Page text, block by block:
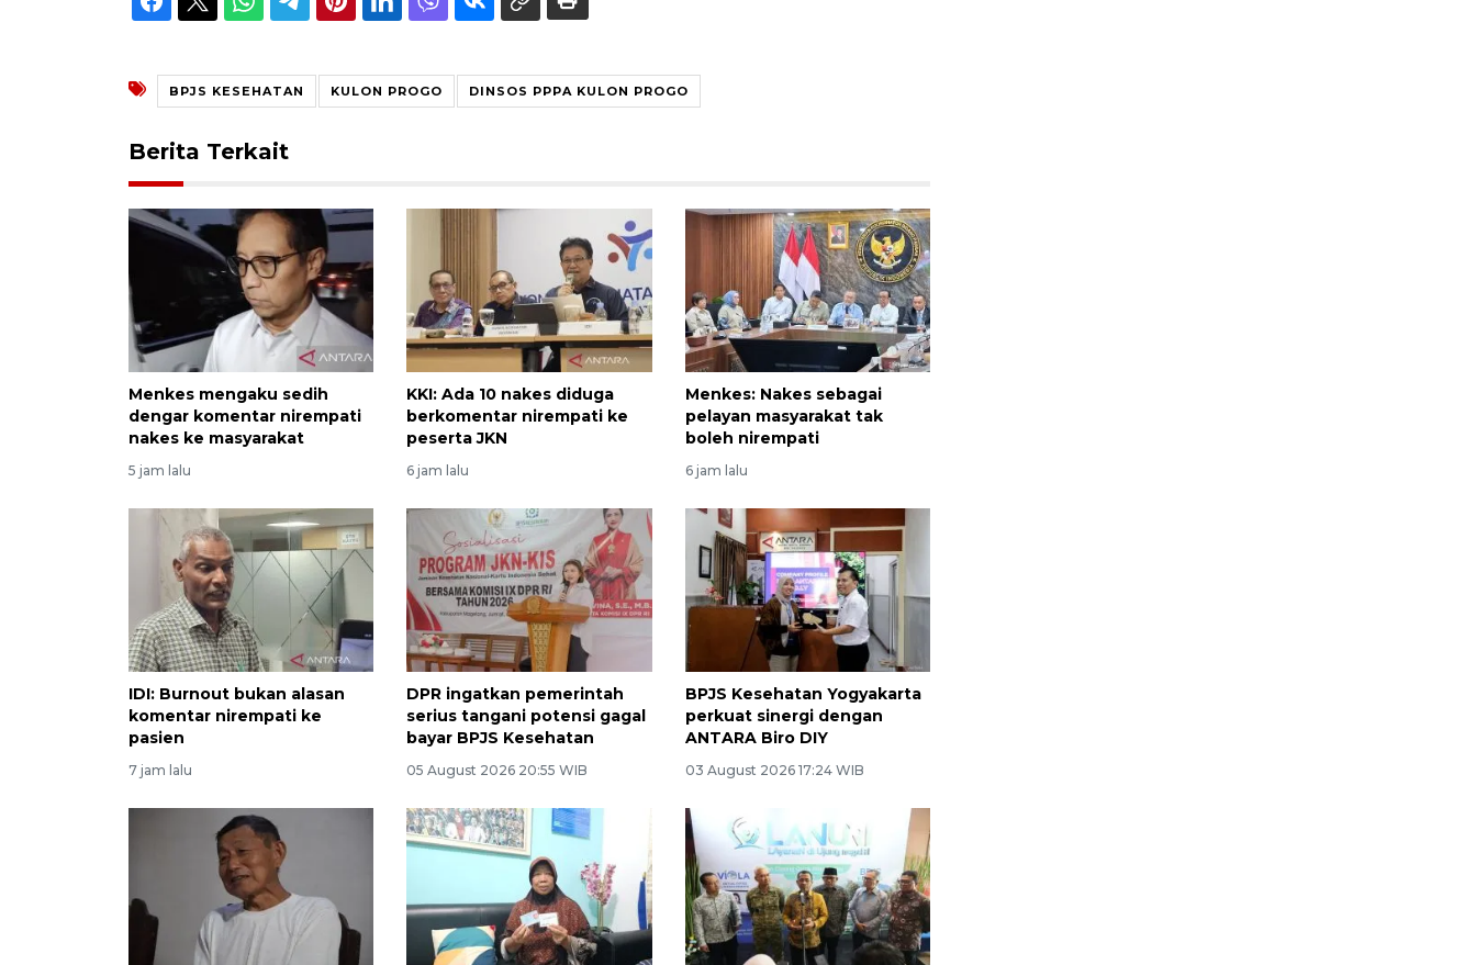
BPJS KESEHATAN KULON PROGO DINSOS PPPA KULON PROGO
Berita Terkait
Menkes mengaku sedih
dengar komentar nirempati
nakes ke masyarakat
5 jam lalu
KKI: Ada 10 nakes diduga
berkomentar nirempati ke
peserta JKN
6 jam lalu
Menkes: Nakes sebagai
pelayan masyarakat tak
boleh nirempati
6 jam lalu
IDI: Burnout bukan alasan
komentar nirempati ke
pasien
7 jam lalu
DPR ingatkan pemerintah
serius tangani potensi gagal
bayar BPJS Kesehatan
05 August 2026 20:55 WIB
BPJS Kesehatan Yogyakarta
perkuat sinergi dengan
ANTARA Biro DIY
03 August 2026 17:24 WIB